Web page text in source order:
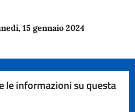
15 gennaio 2024
le informazioni su questa